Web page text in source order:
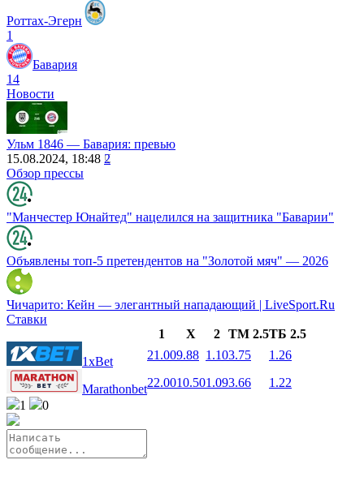
Роттах-Эгерн
1
Бавария
14
Новости
Ульм 1846 ― Бавария: превью
15.08.2024, 18:48 2
Обзор прессы
"Манчестер Юнайтед" нацелился на защитника "Баварии"
Объявлены топ-5 претендентов на "Золотой мяч" — 2026
Чичарито: Кейн — элегантный нападающий | LiveSport.Ru
Ставки
1
X 2 ТМ 2.5ТБ 2.5
1xBet
21.009.88 1.103.75 1.26
Marathonbet22.0010.501.093.66
1.22
1
0